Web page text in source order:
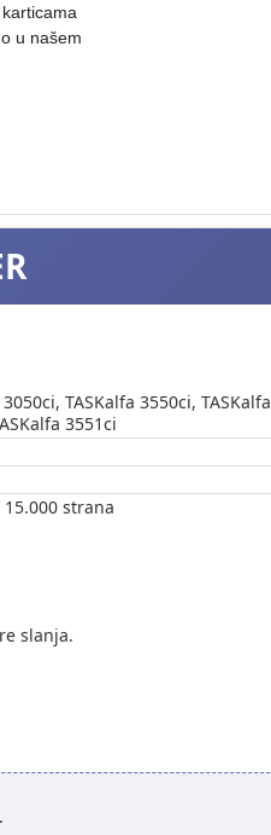
u našem
TASKalfa 3550ci, TASKalfa
3551ci
strana
slanja.